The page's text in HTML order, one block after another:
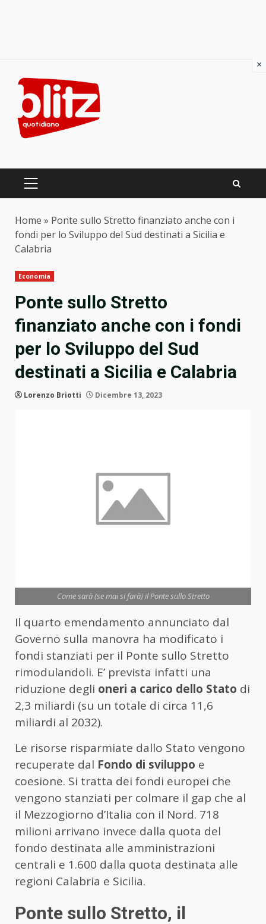
content
PRIMARY
Home » Ponte sullo Stretto finanziato anche con i
fondi per lo Sviluppo del Sud destinati a Sicilia e
Calabria
Economia
Ponte sullo Stretto
finanziato anche con i fondi
per lo Sviluppo del Sud
destinati a Sicilia e Calabria
Lorenzo Briotti Dicembre 13, 2023
Come sarà (se mai si farà) il Ponte sullo Stretto
Il quarto emendamento annunciato dal
Governo sulla manovra ha modificato i
fondi stanziati per il Ponte sullo Stretto
rimodulandoli. E’ prevista infatti una
riduzione degli oneri a carico dello Stato di
2,3 miliardi (su un totale di circa 11,6
miliardi al 2032).
Le risorse risparmiate dallo Stato vengono
recuperate dal Fondo di sviluppo e
coesione. Si tratta dei fondi europei che
vengono stanziati per colmare il gap che al
il Mezzogiorno d’Italia con il Nord. 718
milioni arrivano invece dalla quota del
fondo destinata alle amministrazioni
centrali e 1.600 dalla quota destinata alle
regioni Calabria e Sicilia.
Ponte sullo Stretto, il
×